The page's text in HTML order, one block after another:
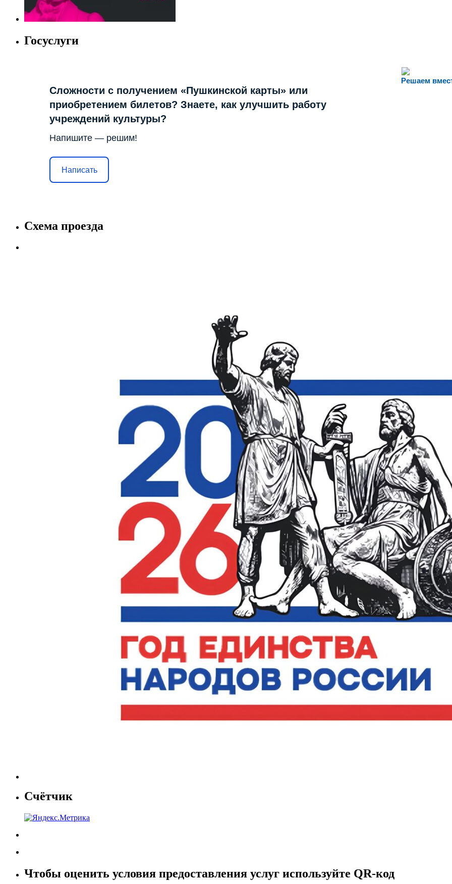
Госуслуги
Решаем
Сложности с получением «Пушкинской карты» или
приобретением билетов? Знаете, как улучшить работу
учреждений культуры?
Напишите — решим!
Написать
Схема проезда
Счётчик
Чтобы оценить условия предоставления услуг используйте QR-код